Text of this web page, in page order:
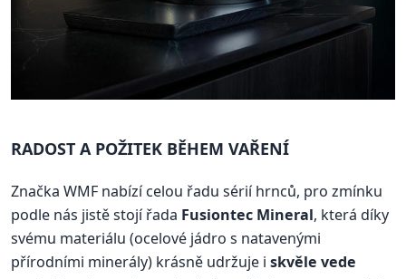
RADOST A POŽITEK BĚHEM VAŘENÍ
Značka WMF nabízí celou řadu sérií hrnců, pro zmínku
podle nás jistě stojí řada Fusiontec Mineral, která díky
svému materiálu (ocelové jádro s natavenými
přírodními minerály) krásně udržuje i skvěle vede